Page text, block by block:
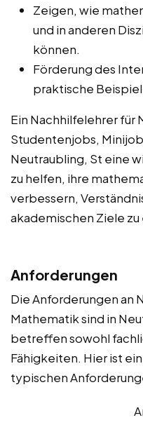
Zeigen, wie
und in anderen
können.
Förderung des
praktische
Ein Nachhilfelehrer für
Studentenjobs,
Neutraubling, St eine
zu helfen, ihre
verbessern,
akademischen Ziele
Anforderungen
Die Anforderungen an
Mathematik sind in
betreffen sowohl
Fähigkeiten. Hier ist
typischen